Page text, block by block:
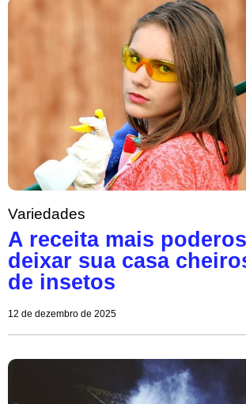
Variedades
A receita mais
deixar sua casa
de insetos
12 de dezembro de 2025